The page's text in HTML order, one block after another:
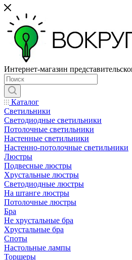
Интернет-магазин
Каталог
Светильники
Светодиодные светильники
Потолочные светильники
Настенные светильники
Настенно-потолочные светильники
Люстры
Подвесные люстры
Хрустальные люстры
Светодиодные люстры
На штанге люстры
Потолочные люстры
Бра
Не хрустальные бра
Хрустальные бра
Споты
Настольные лампы
Торшеры